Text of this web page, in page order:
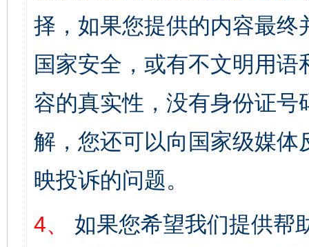
择，如果您提供的内容最
国家安全，或有不文明用
容的真实性，没有身份证
解，您还可以向国家级媒
映投诉的问题。
4、
如果您希望我们提供帮